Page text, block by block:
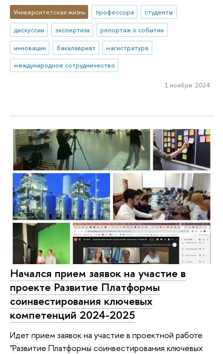
Университетская жизнь профессора
студенты
дискуссии
экспертиза
репортаж о событии
инновации
бакалавриат
магистратура
международное сотрудничество
1 ноября 2024
Начался прием заявок на участие в
проекте Развитие Платформы
соинвестирования ключевых
компетенций 2024-2025
Идет прием заявок на участие в проектной работе
"Развитие Платформы соинвестирования ключевых